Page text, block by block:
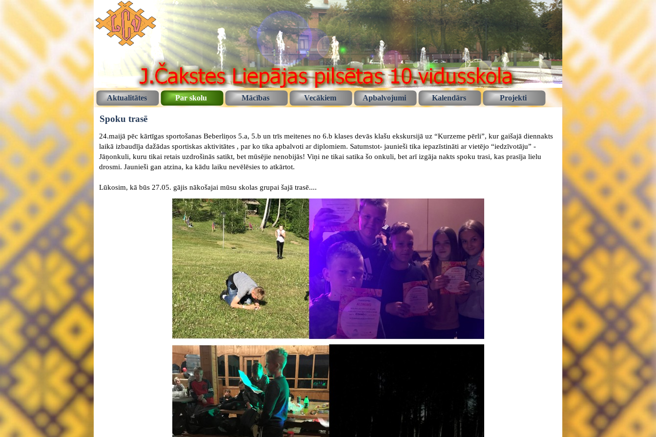
Aktualitātes Par skolu Mācības Vecākiem Apbalvojumi Kalendārs Projekti
Spoku trasē
24.maijā pēc kārtīgas sportošanas Beberliņos 5.a, 5.b un trīs meitenes no 6.b klases devās klašu ekskursijā uz “Kurzeme pērli”, kur gaišajā diennakts
laikā izbaudīja dažādas sportiskas aktivitātes , par ko tika apbalvoti ar diplomiem. Satumstot- jaunieši tika iepazīstināti ar vietējo “iedzīvotāju” -
Jāņonkuli, kuru tikai retais uzdrošinās satikt, bet mūsējie nenobijās! Viņi ne tikai satika šo onkuli, bet arī izgāja nakts spoku trasi, kas prasīja lielu
drosmi. Jaunieši gan atzina, ka kādu laiku nevēlēsies to atkārtot.
Lūkosim, kā būs 27.05. gājis nākošajai mūsu skolas grupai šajā trasē....